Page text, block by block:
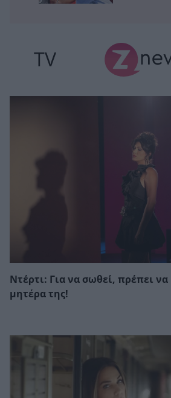
TV
Ντέρτι: Για να σωθεί, πρέπει
μητέρα της!